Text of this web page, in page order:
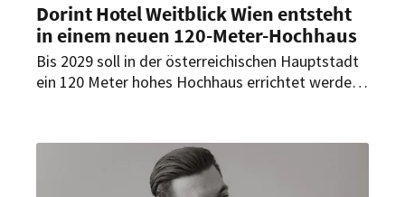
Dorint Hotel Weitblick Wien entsteht
in einem neuen 120-Meter-Hochhaus
Bis 2029 soll in der österreichischen Hauptstadt
ein 120 Meter hohes Hochhaus errichtet werden.
Hotelgruppe Platz finden.